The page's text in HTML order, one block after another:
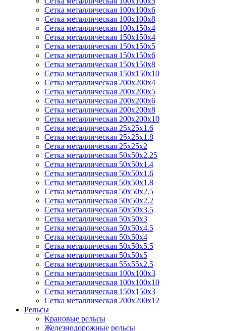
Сетка металлическая 100х100х6
Сетка металлическая 100х100х8
Сетка металлическая 100х150х4
Сетка металлическая 150х150х4
Сетка металлическая 150х150х5
Сетка металлическая 150х150х6
Сетка металлическая 150х150х8
Сетка металлическая 150х150х10
Сетка металлическая 200х200х4
Сетка металлическая 200х200х5
Сетка металлическая 200х200x6
Сетка металлическая 200х200х8
Сетка металлическая 200х200х10
Сетка металлическая 25х25х1.6
Сетка металлическая 25х25х1.8
Сетка металлическая 25х25х2
Сетка металлическая 50х50х2.25
Сетка металлическая 50х50х1.4
Сетка металлическая 50х50х1.6
Сетка металлическая 50х50х1.8
Сетка металлическая 50х50х2.5
Сетка металлическая 50х50х2.2
Сетка металлическая 50х50х3.5
Сетка металлическая 50х50х3
Сетка металлическая 50х50х4.5
Сетка металлическая 50х50х4
Сетка металлическая 50х50х5.5
Сетка металлическая 50х50х5
Сетка металлическая 55х55х2.5
Сетка металлическая 100х100х3
Сетка металлическая 100х100х10
Сетка металлическая 150х150х3
Сетка металлическая 200х200х12
Рельсы
Крановые рельсы
Железнодорожные рельсы